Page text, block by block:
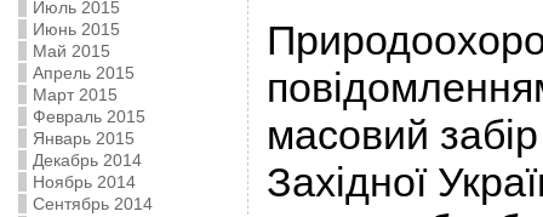
Июль 2015
Июнь 2015
Май 2015
Апрель 2015
Март 2015
Февраль 2015
Январь 2015
Декабрь 2014
Ноябрь 2014
Сентябрь 2014
масовий
Західної